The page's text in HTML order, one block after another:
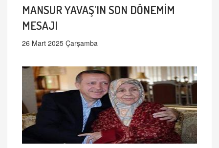
MANSUR YAVAŞ'IN SON DÖNEMİM
MESAJI
26 Mart 2025 Çarşamba